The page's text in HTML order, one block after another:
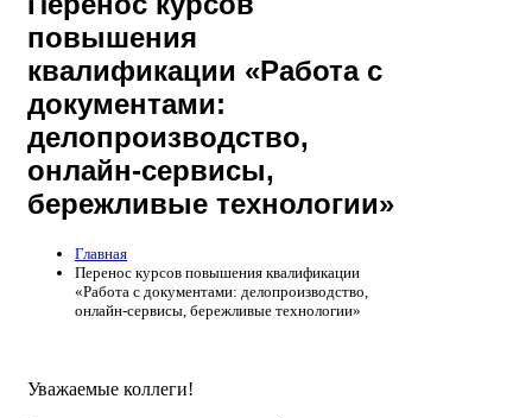
повышения
квалификации «Работа с
документами:
делопроизводство,
онлайн-сервисы,
бережливые технологии»
Главная
Перенос курсов повышения квалификации
«Работа с документами: делопроизводство,
онлайн-сервисы, бережливые технологии»
Уважаемые коллеги!